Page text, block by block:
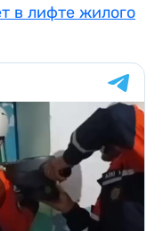
в лифте жилого